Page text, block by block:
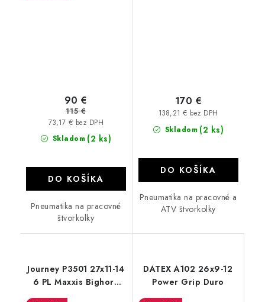
Skladom (2 ks)
73,17 € bez DPH
90 €
115 €
DO KOŠÍKA
Pneumatika na pracovné
štvorkolky
Skladom (2 ks)
138,21 € bez DPH
170 €
DO KOŠÍKA
Pneumatika na pracovné a
ATV štvorkolky
Journey P3501 27x11-14
6 PL Maxxis Bighorn
DATEX A102 26x9-12
Power Grip Duro